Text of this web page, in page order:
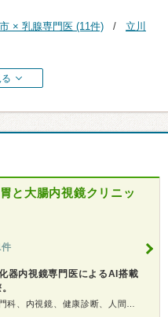
× 乳腺専門医 (11件)
立川
と大腸内視鏡クリニッ
器内視鏡専門医によるAI搭載